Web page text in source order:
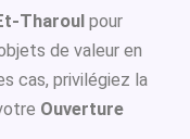
Tharoul pour
de valeur en
cas, privilégiez la
Ouverture